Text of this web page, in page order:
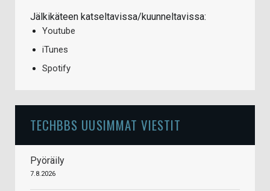
Jälkikäteen katseltavissa/kuunneltavissa:
Youtube
iTunes
Spotify
TECHBBS UUSIMMAT VIESTIT
Pyöräily
7.8.2026